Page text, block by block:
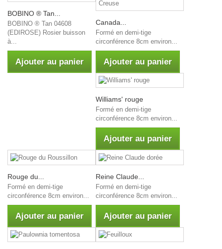
BOBINO ® Tan...
BOBINO ® Tan 04608
(EDIROSE) Rosier buisson
à...
Ajouter au panier
Canada...
Formé en demi-tige
circonférence 8cm environ...
Ajouter au panier
Williams' rouge
Formé en demi-tige
circonférence 8cm environ...
Ajouter au panier
Rouge du...
Formé en demi-tige
circonférence 8cm environ...
Ajouter au panier
Reine Claude...
Formé en demi-tige
circonférence 8cm environ...
Ajouter au panier